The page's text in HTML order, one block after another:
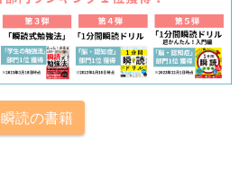
瞬読の書籍